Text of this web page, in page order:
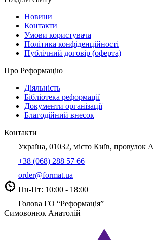
Новини
Контакти
Умови користувача
Політика конфіденційності
Публічний договір (оферта)
Про Реформацію
Діяльність
Бібліотека реформації
Документи організації
Благодійний внесок
Контакти
Україна, 01032, місто Київ, провулок
+38 (068) 288 57 66
order@format.ua
Пн-Пт: 10:00 - 18:00
Голова ГО “Реформація”
Симовонюк Анатолій